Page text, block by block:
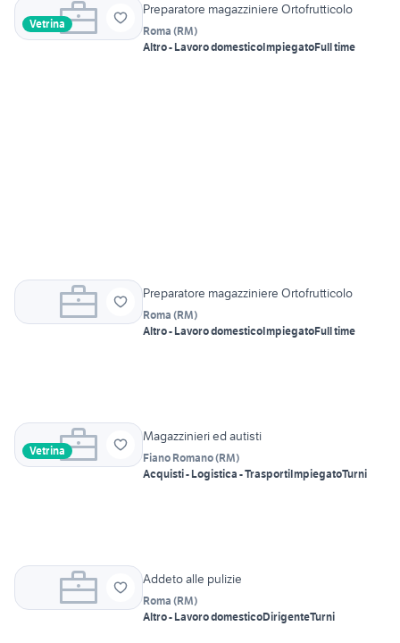
Vetrina
Preparatore magazziniere Ortofrutticolo
Roma (RM)
Altro - Lavoro domesticoImpiegatoFull time
Preparatore magazziniere Ortofrutticolo
Roma (RM)
Altro - Lavoro domesticoImpiegatoFull time
Vetrina
Magazzinieri ed autisti
Fiano Romano(RM)
Acquisti - Logistica - TrasportiImpiegatoTurni
Addeto alle pulizie
Roma (RM)
Altro - Lavoro domesticoDirigenteTurni